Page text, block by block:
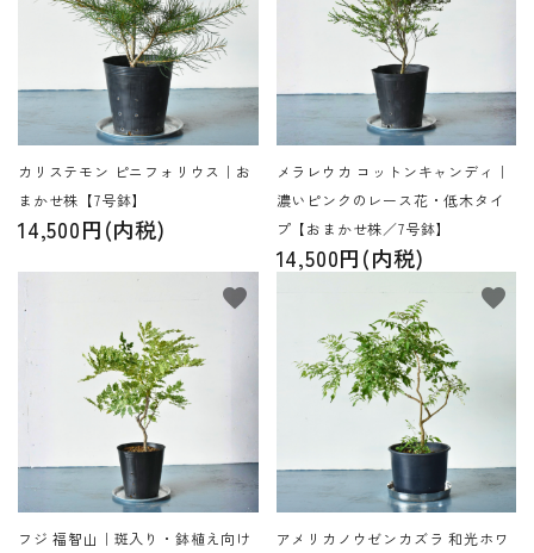
カリステモン ピニフォリウス｜お
まかせ株【7号鉢】
14,500円(内税)
メラレウカ コットンキャンディ｜
濃いピンクのレース花・低木タイ
プ【おまかせ株／7号鉢】
14,500円(内税)
フジ 福智山｜斑入り・鉢植え向け
favorite
アメリカノウゼンカズラ 和光ホワ
favorite